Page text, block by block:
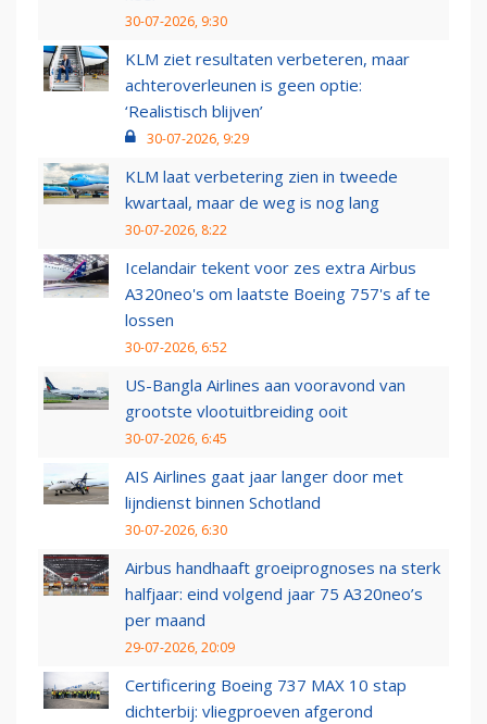
30-07-2026, 9:30
KLM ziet resultaten verbeteren, maar
achteroverleunen is geen optie:
‘Realistisch blijven’
30-07-2026, 9:29
KLM laat verbetering zien in tweede
kwartaal, maar de weg is nog lang
30-07-2026, 8:22
Icelandair tekent voor zes extra Airbus
A320neo's om laatste Boeing 757's af te
lossen
30-07-2026, 6:52
US-Bangla Airlines aan vooravond van
grootste vlootuitbreiding ooit
30-07-2026, 6:45
AIS Airlines gaat jaar langer door met
lijndienst binnen Schotland
30-07-2026, 6:30
Airbus handhaaft groeiprognoses na sterk
halfjaar: eind volgend jaar 75 A320neo’s
per maand
29-07-2026, 20:09
Certificering Boeing 737 MAX 10 stap
dichterbij: vliegproeven afgerond